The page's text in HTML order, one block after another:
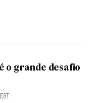
o grande desafio
EST